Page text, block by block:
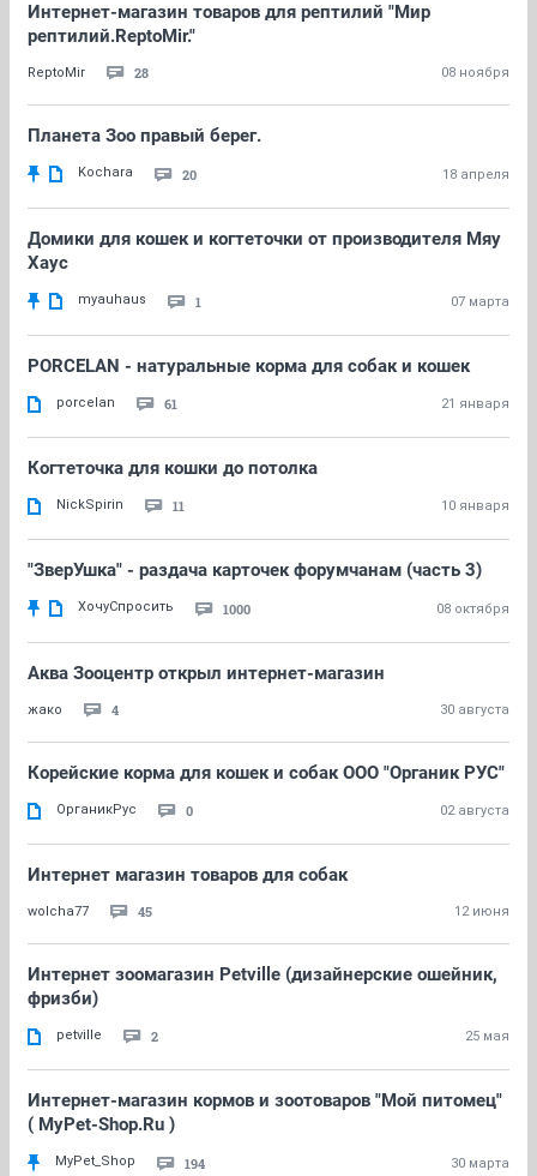
Интернет-магазин товаров для рептилий "Мир
рептилий.ReptoMir."
ReptoMir 28 08 ноября
Планета Зоо правый берег.
Kochara 20 18 апреля
Домики для кошек и когтеточки от производителя Мяу
Хаус
myauhaus 1 07 марта
PORCELAN - натуральные корма для собак и кошек
porcelan 61 21 января
Когтеточка для кошки до потолка
NickSpirin 11 10 января
"ЗверУшка" - раздача карточек форумчанам (часть 3)
ХочуСпросить 1000 08 октября
Аква Зооцентр открыл интернет-магазин
жако 4 30 августа
Корейские корма для кошек и собак ООО "Органик РУС"
ОрганикРус 0 02 августа
Интернет магазин товаров для собак
wolcha77 45 12 июня
Интернет зоомагазин Petville (дизайнерские ошейник,
фризби)
petville 2 25 мая
Интернет-магазин кормов и зоотоваров "Мой питомец"
( MyPet-Shop.Ru )
MyPet_Shop 194 30 марта